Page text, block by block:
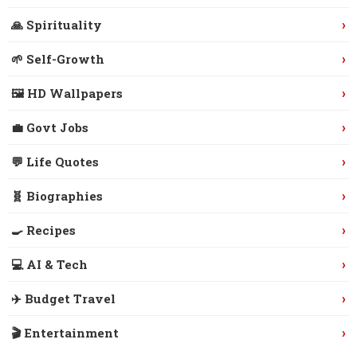
🙏 Spirituality ›
🌱 Self-Growth ›
🖼️ HD Wallpapers ›
💼 Govt Jobs ›
💬 Life Quotes ›
🧬 Biographies ›
🍳 Recipes ›
💻 AI & Tech ›
✈️ Budget Travel ›
🎬 Entertainment ›